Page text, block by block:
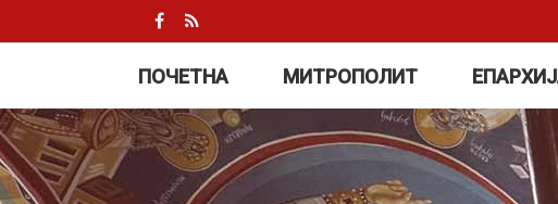
ПОЧЕТНА МИТРОПОЛИТ